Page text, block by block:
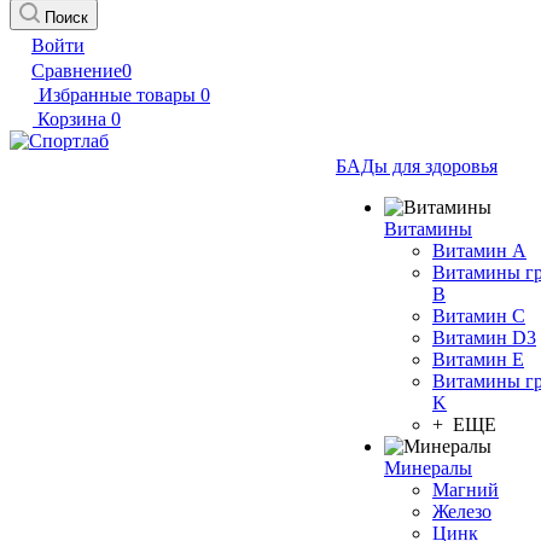
Поиск
Войти
Сравнение0
Избранные товары 0
Корзина 0
БАДы для здоровья
Витамины
Витамин А
Витамины
B
Витамин C
Витамин D3
Витамин E
Витамины
K
+ ЕЩЕ
Минералы
Магний
Железо
Цинк